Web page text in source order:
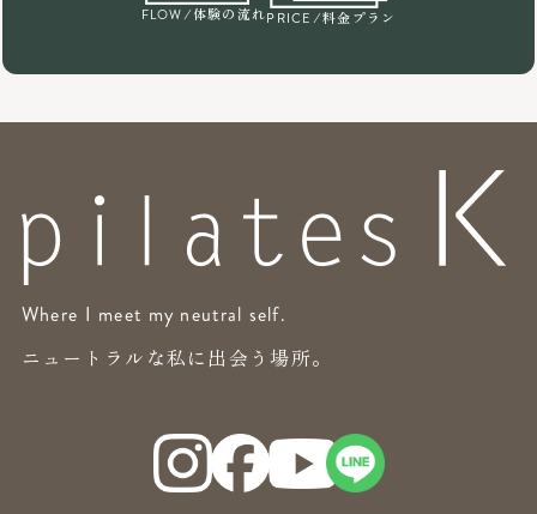
FLOW /体験の流れPRICE /料金プラン
Where I meet my neutral self.
ニュートラルな私に出会う場所。